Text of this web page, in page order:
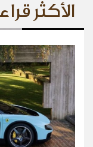
الأكثر